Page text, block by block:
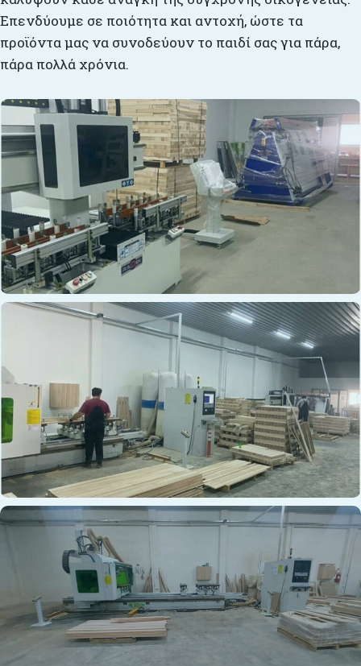
Επενδύουμε σε ποιότητα και αντοχή, ώστε τα
προϊόντα μας να συνοδεύουν το παιδί σας για πάρα,
πάρα πολλά χρόνια.